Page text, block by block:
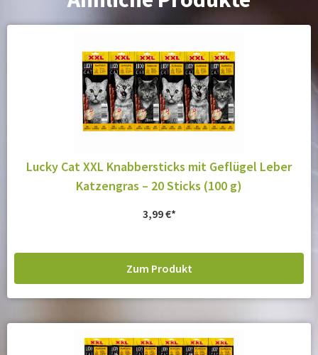
Lucky Cat XXL Knabbersticks mit Geflügel Leber
Katzengras – 20 Sticks (100 g)
3,99€
Zum Produkt